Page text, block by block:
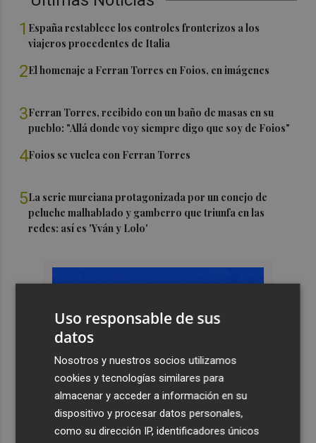
1 España restablece los controles fronterizos a los
viajeros procedentes de Italia
2El homenaje a Ferran Torres en Foios, en imágenes
3Ferran Torres, recibido con un baño de masas en su
pueblo: "Allá donde voy siempre digo que soy de Foios"
4Foios se vuelca con Ferran Torres
5La serie murciana protagonizada por un conejo de
peluche malhablado y gamberro que triunfa en las
redes: así es 'Yván y Lolo'
Uso responsable de sus
datos
Nosotros y nuestros socios utilizamos
cookies y tecnologías similares para
almacenar y acceder a información en su
dispositivo y procesar datos personales,
como su dirección IP, identificadores únicos